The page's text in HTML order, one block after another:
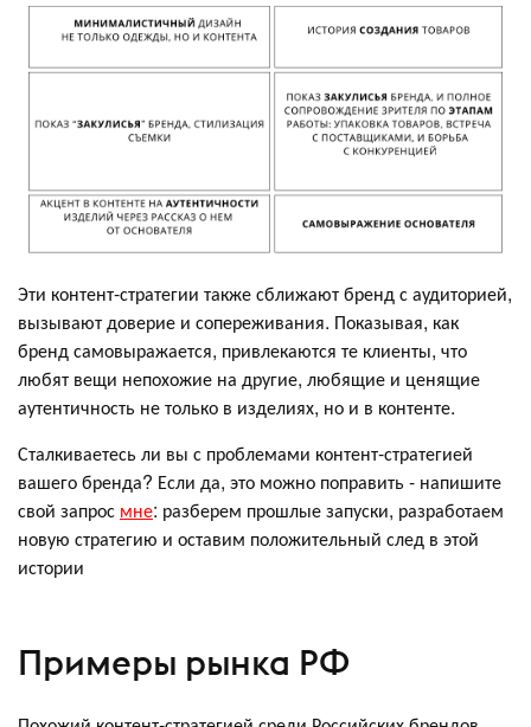
Эти контент-стратегии также сближают бренд с аудиторией,
вызывают доверие и сопереживания. Показывая, как
бренд самовыражается, привлекаются те клиенты, что
любят вещи непохожие на другие, любящие и ценящие
аутентичность не только в изделиях, но и в контенте.
Сталкиваетесь ли вы с проблемами контент-стратегией
вашего бренда? Если да, это можно поправить - напишите
свой запрос мне: разберем прошлые запуски, разработаем
новую стратегию и оставим положительный след в этой
истории
Примеры рынка РФ